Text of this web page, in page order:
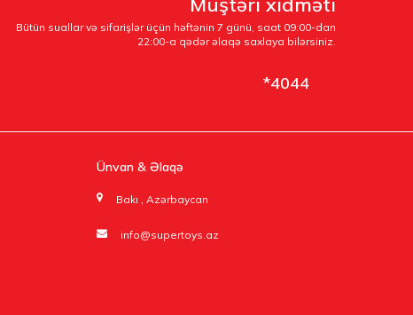
Bütün suallar və sifarişlər üçün həftənin 7 günü, saat 09:00-dan
22:00-a qədər əlaqə saxlaya bilərsiniz.
*4044
Ünvan & Əlaqə
Bakı , Azərbaycan
info@supertoys.az